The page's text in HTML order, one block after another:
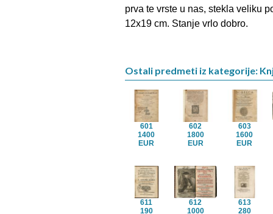
prva te vrste u nas, stekla veliku
12x19 cm. Stanje vrlo dobro.
Ostali predmeti iz kategorije:
601
1400
EUR
602
1800
EUR
603
1600
EUR
611
190
612
1000
613
280